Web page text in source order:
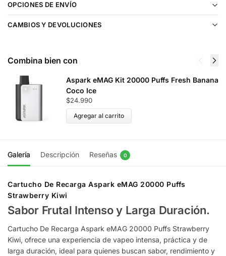
OPCIONES DE ENVÍO
CAMBIOS Y DEVOLUCIONES
Combina bien con
Aspark eMAG Kit 20000 Puffs Fresh Banana
Coco Ice
$24.990
Agregar al carrito
Galería Descripción Reseñas 0
Cartucho De Recarga Aspark eMAG 20000 Puffs
Strawberry Kiwi
Sabor Frutal Intenso y Larga Duración.
Cartucho De Recarga Aspark eMAG 20000 Puffs Strawberry
Kiwi, ofrece una experiencia de vapeo intensa, práctica y de
larga duración, ideal para quienes buscan sabor, rendimiento y